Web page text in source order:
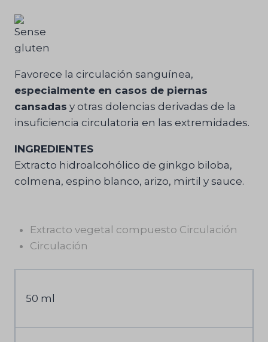
Núria
Camps®
Favorece la circulación sanguínea,
especialmente en casos de piernas
cansadas y otras dolencias derivadas de la
insuficiencia circulatoria en las extremidades.
INGREDIENTES
Extracto hidroalcohólico de ginkgo biloba,
colmena, espino blanco, arizo, mirtil y sauce.
Extracto vegetal compuesto Circulación
Circulación
50 ml